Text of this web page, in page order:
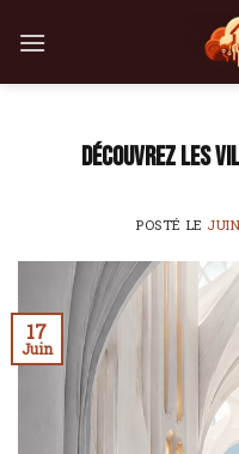
Découvrez les
POSTÉ LE
17
Juin